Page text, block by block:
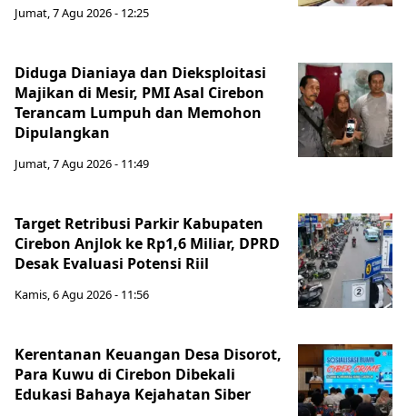
Jumat, 7 Agu 2026 - 12:25
Diduga Dianiaya dan Dieksploitasi
Majikan di Mesir, PMI Asal Cirebon
Terancam Lumpuh dan Memohon
Dipulangkan
Jumat, 7 Agu 2026 - 11:49
Target Retribusi Parkir Kabupaten
Cirebon Anjlok ke Rp1,6 Miliar, DPRD
Desak Evaluasi Potensi Riil
Kamis, 6 Agu 2026 - 11:56
Kerentanan Keuangan Desa Disorot,
Para Kuwu di Cirebon Dibekali
Edukasi Bahaya Kejahatan Siber